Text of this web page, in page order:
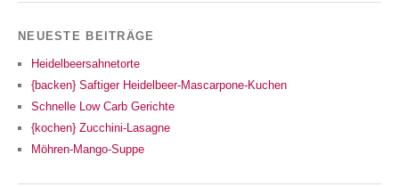
NEUESTE BEITRÄGE
Heidelbeersahnetorte
{backen} Saftiger Heidelbeer-Mascarpone-Kuchen
Schnelle Low Carb Gerichte
{kochen} Zucchini-Lasagne
Möhren-Mango-Suppe